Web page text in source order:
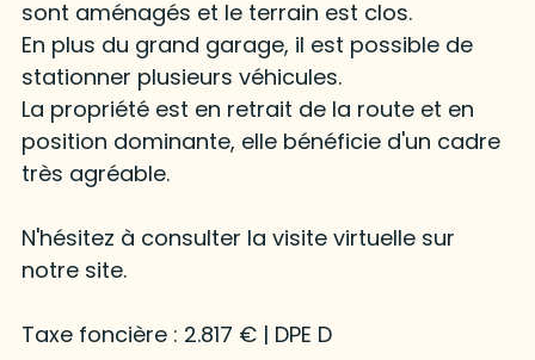
sont aménagés et le terrain est clos.
En plus du grand garage, il est possible de
stationner plusieurs véhicules.
La propriété est en retrait de la route et en
position dominante, elle bénéficie d'un cadre
très agréable.
N'hésitez à consulter la visite virtuelle sur
notre site.
Taxe foncière : 2.817 € | DPE D